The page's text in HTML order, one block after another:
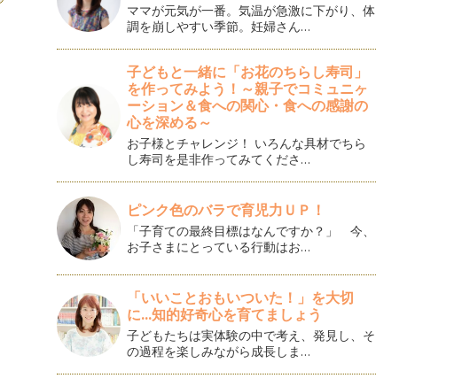
ママが元気が一番。気温が急激に下がり、体
調を崩しやすい季節。妊婦さん…
子どもと一緒に「お花のちらし寿司」
を作ってみよう！～親子でコミュニヶ
ーション＆食への関心・食への感謝の
心を深める～
お子様とチャレンジ！ いろんな具材でちら
し寿司を是非作ってみてくださ…
ピンク色のバラで育児力ＵＰ！
「子育ての最終目標はなんですか？」 今、
お子さまにとっている行動はお…
「いいことおもいついた！」を大切
に...知的好奇心を育てましょう
子どもたちは実体験の中で考え、発見し、そ
の過程を楽しみながら成長しま…